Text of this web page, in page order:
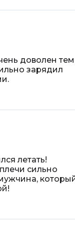
доволен
зарядил
летать!
сильно